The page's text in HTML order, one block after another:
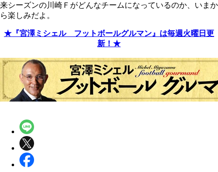
来シーズンの川崎Ｆがどんなチームになっているのか、いまか
ら楽しみだよ。
★『宮澤ミシェル フットボールグルマン』は毎週火曜日更
新！★